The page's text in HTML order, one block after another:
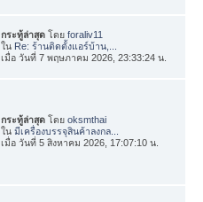
กระทู้ล่าสุด โดยforaliv11
ใน Re: ร้านติดตั้งแอร์บ้าน,...
เมื่อ วันที่ 7 พฤษภาคม 2026, 23:33:24 น.
กระทู้ล่าสุด โดยoksmthai
ในมีเครื่องบรรจุสินค้าลงกล...
เมื่อ วันที่ 5 สิงหาคม 2026, 17:07:10 น.